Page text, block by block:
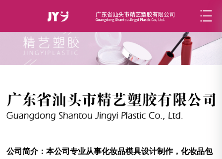
公司简介：本公司专业从事化妆品模具设计制作，化妆品包